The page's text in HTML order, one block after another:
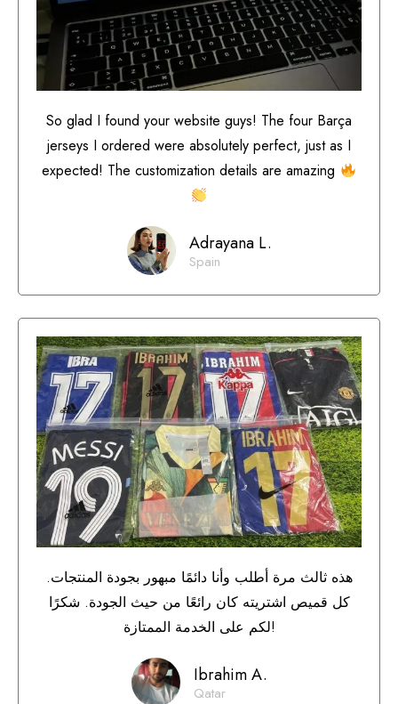
So glad I found your website guys! The four Barça
jerseys I ordered were absolutely perfect, just as I
expected! The customization details are amazing
Adrayana L.
Spain
هذه ثالث مرة أطلب وأنا دائمًا مبهور بجودة المنتجات.
كل قميص اشتريته كان رائعًا من حيث الجودة. شكرًا
لكم على الخدمة الممتازة!
Ibrahim A.
Qatar